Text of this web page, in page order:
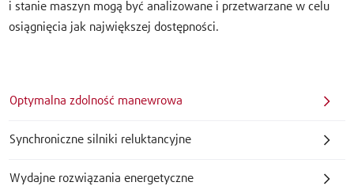
i stanie maszyn mogą być analizowane i przetwarzane w celu
osiągnięcia jak największej dostępności.
Optymalna zdolność manewrowa
Synchroniczne silniki reluktancyjne
Wydajne rozwiązania energetyczne